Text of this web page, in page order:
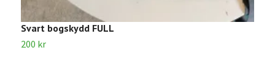
Svart bogskydd FULL
200 kr